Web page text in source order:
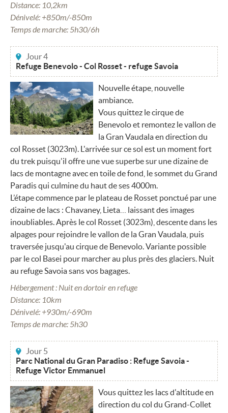
Distance: 10,2km
Dénivelé: +850m/-850m
Temps de marche: 5h30/6h
Jour 4
Refuge Benevolo - Col Rosset - refuge Savoia
Nouvelle étape, nouvelle
ambiance.
Vous quittez le cirque de
Benevolo et remontez le vallon de
la Gran Vaudala en direction du
col Rosset (3023m). L'arrivée sur ce sol est un moment fort
du trek puisqu'il offre une vue superbe sur une dizaine de
lacs de montagne avec en toile de fond, le sommet du Grand
Paradis qui culmine du haut de ses 4000m.
L’étape commence par le plateau de Rosset ponctué par une
dizaine de lacs : Chavaney, Lieta… laissant des images
inoubliables. Après le col Rosset (3023m), descente dans les
alpages pour rejoindre le vallon de la Gran Vaudala, puis
traversée jusqu'au cirque de Benevolo. Variante possible
par le col Basei pour marcher au plus près des glaciers. Nuit
au refuge Savoia sans vos bagages.
Hébergement : Nuit en dortoir en refuge
Distance: 10km
Dénivelé: +930m/-690m
Temps de marche: 5h30
Jour 5
Parc National du Gran Paradiso : Refuge Savoia -
Refuge Victor Emmanuel
Vous quittez les lacs d'altitude en
direction du col du Grand-Collet